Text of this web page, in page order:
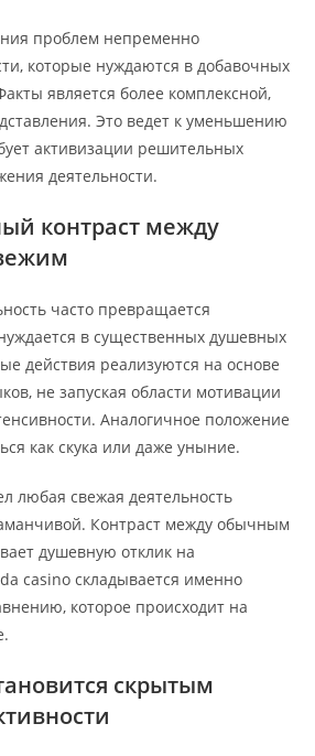
проблем непременно
которые нуждаются в добавочных
является более комплексной,
Это ведет к уменьшению
активизации решительных
деятельности.
контраст между
часто превращается
в существенных душевных
действия реализуются на основе
не запуская области мотивации
Аналогичное положение
как скука или даже уныние.
любая свежая деятельность
Контраст между обычным
душевную отклик на
casino складывается именно
которое происходит на
скрытым